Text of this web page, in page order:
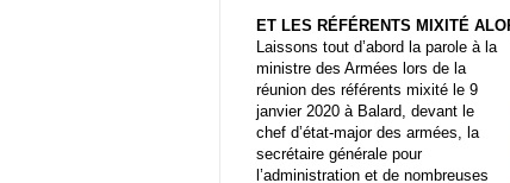
ET LES RÉFÉRENTS MIXITÉ
Laissons tout d’abord la parole à la
ministre des Armées lors de la
réunion des référents mixité le 9
janvier 2020 à Balard, devant le
chef d’état-major des armées, la
secrétaire générale pour
l’administration et de nombreuses